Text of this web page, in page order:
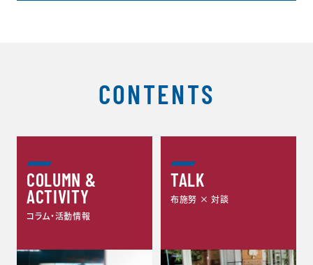
CONTENTS
COLUMN &
ACTIVITY
コラム・活動情報
TALK
布施努 × 対談